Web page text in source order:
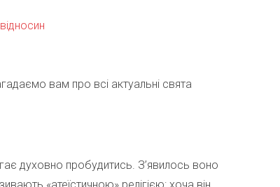
вам про всі актуальні свята
духовно пробудитись. З’явилось воно